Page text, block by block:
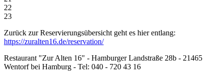
22
23
Zurück zur Reservierungsübersicht geht es hier entlang:
https://zuralten16.de/reservation/
Restaurant "Zur Alten 16" - Hamburger Landstraße 28b - 21465
Wentorf bei Hamburg - Tel: 040 - 720 43 16